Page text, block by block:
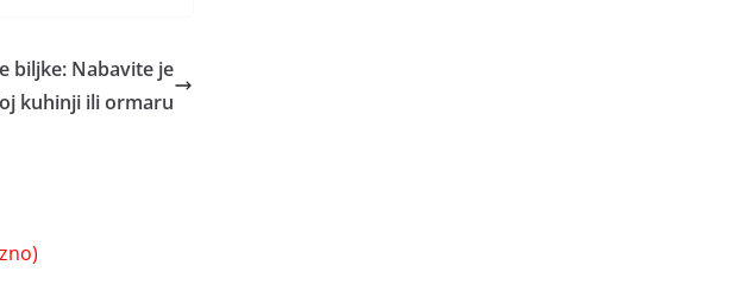
biljke: Nabavite je
kuhinji ili ormaru